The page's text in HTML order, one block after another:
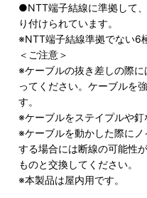
●NTT端子結線に準拠して
り付けられています。
※NTT端子結線準拠でない6
＜ご注意＞
※ケーブルの抜き差しの際
ってください。ケーブルを
す。
※ケーブルをステイプルや釘
※ケーブルを動かした際に
する場合には断線の可能性
ものと交換してください。
※本製品は屋内用です。